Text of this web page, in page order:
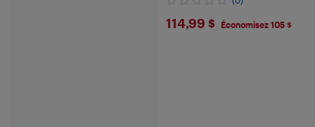
$114.99
114,99 $ Économisez 105 $